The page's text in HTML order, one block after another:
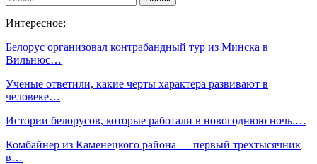
Интересное:
Белорус организовал контрабандный тур из Минска в
Вильнюс…
Ученые ответили, какие черты характера развивают в
человеке…
Истории белорусов, которые работали в новогоднюю ночь.…
Комбайнер из Каменецкого района — первый трехтысячник
в…